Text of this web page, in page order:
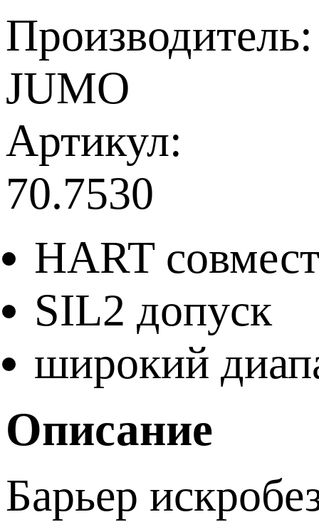
Производитель:
JUMO
Артикул:
70.7530
HART
SIL2 допуск
широкий
Описание
Барьер